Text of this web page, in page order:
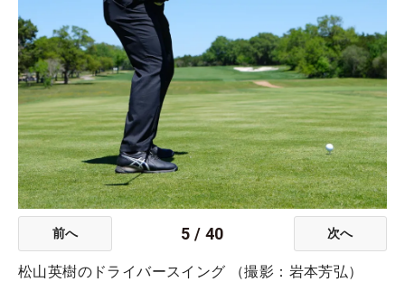
前へ 5 / 40 次へ
松山英樹のドライバースイング （撮影：岩本芳弘）